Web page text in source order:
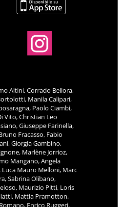
Altini, Corrado Bellora,
Manila Calipari,
Paolo Ciambi,
Vito, Christian Leo
Giuseppe Farinella,
Fracasso, Fabio
Giorgia Gambino,
Marlène Jorrioz,
Mangano, Angela
Luca Mauro Melloni, Marc
Sabrina Olibano,
Maurizio Pitti, Loris
Mattia Pramotton,
Enrico Ruggeri,